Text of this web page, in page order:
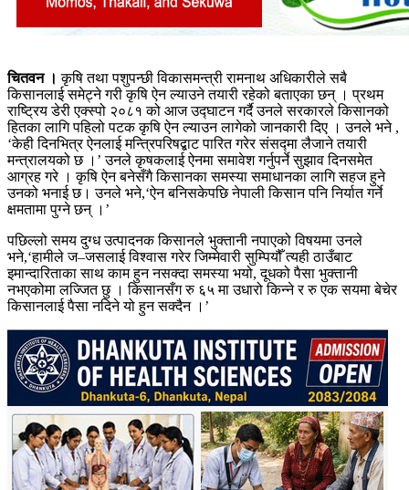
चितवन । कृषि तथा पशुपन्छी विकासमन्त्री रामनाथ अधिकारीले सबै
किसानलाई समेट्ने गरी कृषि ऐन ल्याउने तयारी रहेको बताएका छन् । प्रथम
राष्ट्रिय डेरी एक्स्पो २०८१ को आज उद्घाटन गर्दै उनले सरकारले किसानको
हितका लागि पहिलो पटक कृषि ऐन ल्याउन लागेको जानकारी दिए । उनले भने ,
‘केही दिनभित्र ऐनलाई मन्त्रिपरिषद्बाट पारित गरेर संसद्मा लैजाने तयारी
मन्त्रालयको छ ।’ उनले कृषकलाई ऐनमा समावेश गर्नुपर्ने सुझाव दिनसमेत
आग्रह गरे । कृषि ऐन बनेसँगै किसानका समस्या समाधानका लागि सहज हुने
उनको भनाई छ। उनले भने,‘ऐन बनिसकेपछि नेपाली किसान पनि निर्यात गर्ने
क्षमतामा पुग्ने छन् ।’
पछिल्लो समय दुग्ध उत्पादनक किसानले भुक्तानी नपाएको विषयमा उनले
भने,‘हामीले ज–जसलाई विश्वास गरेर जिम्मेवारी सुम्पियौँ त्यही ठाउँबाट
इमान्दारिताका साथ काम हुन नसक्दा समस्या भयो, दूधको पैसा भुक्तानी
नभएकोमा लज्जित छु । किसानसँग रु ६५ मा उधारो किन्ने र रु एक सयमा बेचेर
किसानलाई पैसा नदिने यो हुन सक्दैन ।’